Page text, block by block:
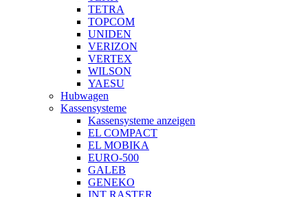
TETRA
TOPCOM
UNIDEN
VERIZON
VERTEX
WILSON
YAESU
Hubwagen
Kassensysteme
Kassensysteme anzeigen
EL COMPACT
EL MOBIKA
EURO-500
GALEB
GENEKO
INT RASTER